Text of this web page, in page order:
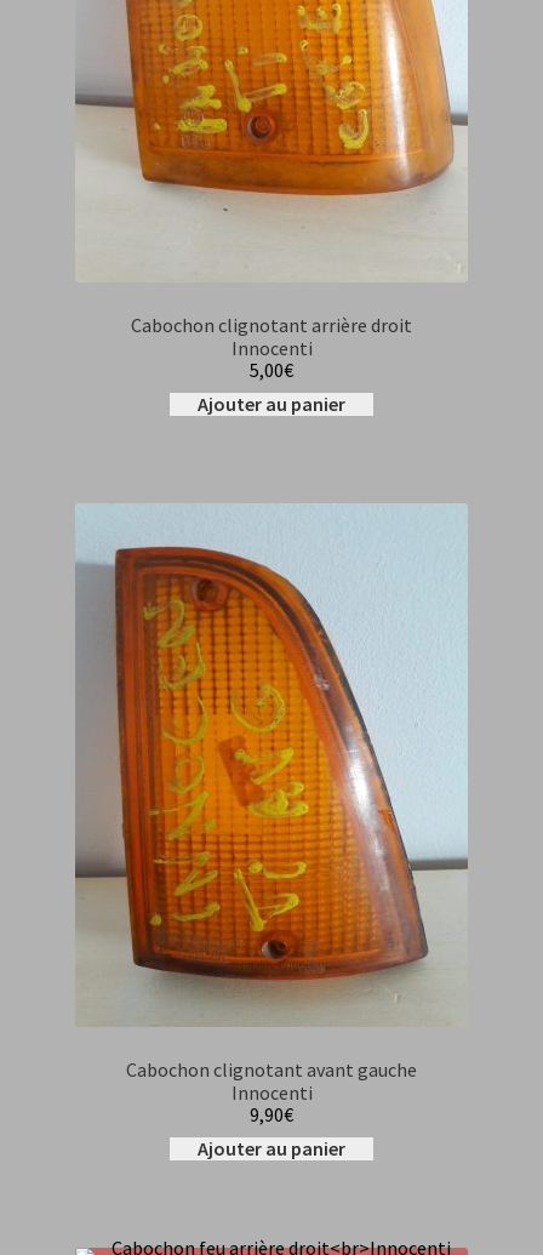
Cabochon clignotant arrière droit
Innocenti
5,00€
Ajouter au panier
Cabochon clignotant avant gauche
Innocenti
9,90€
Ajouter au panier